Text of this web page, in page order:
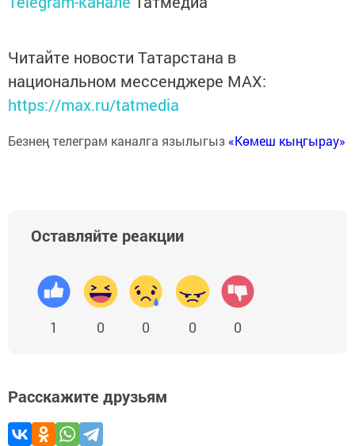
Читайте новости Татарстана в
национальном мессенджере MАХ:
https://max.ru/tatmedia
Безнең телеграм каналга язылыгыз «Көмеш кыңгырау»
Оставляйте реакции
1 0 0 0 0
Расскажите друзьям